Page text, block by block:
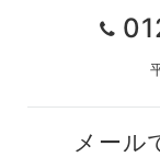
メール